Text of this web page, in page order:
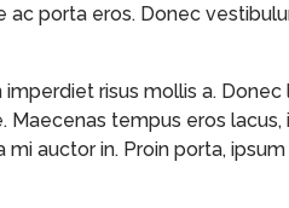
porta eros. Donec
risus mollis a.
tempus eros
mi auctor in. Proin porta,